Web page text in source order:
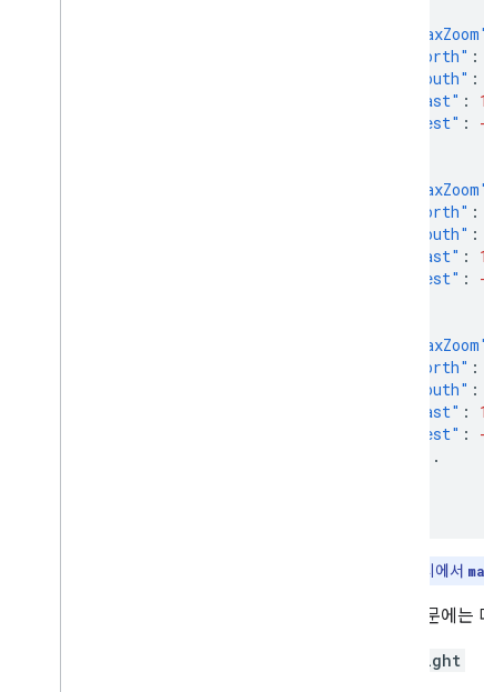
"north" :
"south" :
"east" :
"west" :
"north" :
"south" :
"east" :
"west" :
"north" :
"south" :
"east" :
"west" :
...
이 예시에서
응답 본문에
copyright